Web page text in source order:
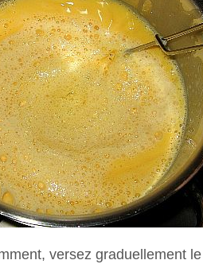
versez graduellement